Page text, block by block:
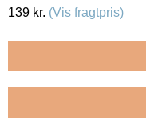
139 kr. (Vis fragtpris)